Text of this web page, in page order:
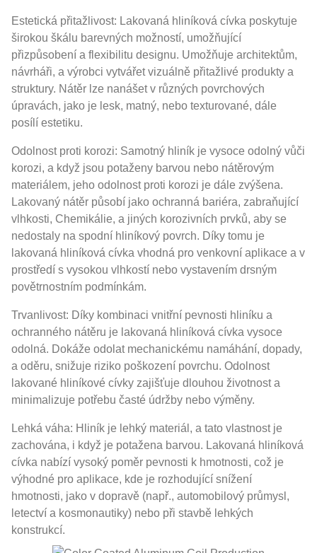
Estetická přitažlivost: Lakovaná hliníková cívka poskytuje
širokou škálu barevných možností, umožňující
přizpůsobení a flexibilitu designu. Umožňuje architektům,
návrháři, a výrobci vytvářet vizuálně přitažlivé produkty a
struktury. Nátěr lze nanášet v různých povrchových
úpravách, jako je lesk, matný, nebo texturované, dále
posílí estetiku.
Odolnost proti korozi: Samotný hliník je vysoce odolný vůči
korozi, a když jsou potaženy barvou nebo nátěrovým
materiálem, jeho odolnost proti korozi je dále zvýšena.
Lakovaný nátěr působí jako ochranná bariéra, zabraňující
vlhkosti, Chemikálie, a jiných korozivních prvků, aby se
nedostaly na spodní hliníkový povrch. Díky tomu je
lakovaná hliníková cívka vhodná pro venkovní aplikace a v
prostředí s vysokou vlhkostí nebo vystavením drsným
povětrnostním podmínkám.
Trvanlivost: Díky kombinaci vnitřní pevnosti hliníku a
ochranného nátěru je lakovaná hliníková cívka vysoce
odolná. Dokáže odolat mechanickému namáhání, dopady,
a oděru, snižuje riziko poškození povrchu. Odolnost
lakované hliníkové cívky zajišťuje dlouhou životnost a
minimalizuje potřebu časté údržby nebo výměny.
Lehká váha: Hliník je lehký materiál, a tato vlastnost je
zachována, i když je potažena barvou. Lakovaná hliníková
cívka nabízí vysoký poměr pevnosti k hmotnosti, což je
výhodné pro aplikace, kde je rozhodující snížení
hmotnosti, jako v dopravě (např., automobilový průmysl,
letectví a kosmonautiky) nebo při stavbě lehkých
konstrukcí.